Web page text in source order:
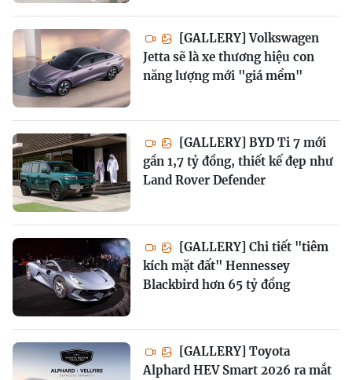
[GALLERY] Volkswagen
Jetta sẽ là xe thương hiệu con
năng lượng mới "giá mềm"
[GALLERY] BYD Ti 7 mới
gần 1,7 tỷ đồng, thiết kế đẹp như
Land Rover Defender
[GALLERY] Chi tiết "tiêm
kích mặt đất" Hennessey
Blackbird hơn 65 tỷ đồng
[GALLERY] Toyota
Alphard HEV Smart 2026 ra mắt